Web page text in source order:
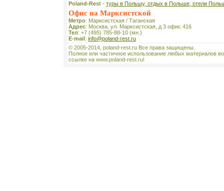
Poland-Rest - туры в Польшу, отдых в Польше, отели
Офис на Марксистской
Метро: Марксистская / Таганская
Адрес: Москва, ул. Марксистская, д 3 офис 416
Тел: +7 (495) 785-88-10 (мн.)
E-mail: info@poland-rest.ru
© 2005-2014, poland-rest.ru Все права защищены.
Полное или частичное использование любых материалов
ссылке на www.poland-rest.ru!